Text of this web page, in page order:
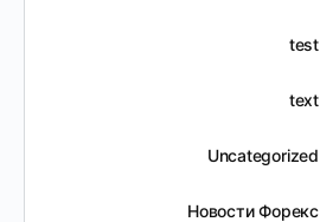
test
text
Uncategorized
Новости Форекс